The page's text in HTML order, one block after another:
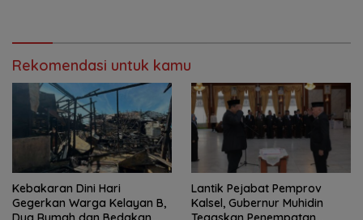
Rekomendasi untuk kamu
Kebakaran Dini Hari
Gegerkan Warga Kelayan B,
Lantik Pejabat Pemprov
Kalsel, Gubernur Muhidin